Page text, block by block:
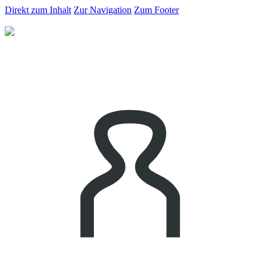
Direkt zum Inhalt Zur Navigation Zum Footer